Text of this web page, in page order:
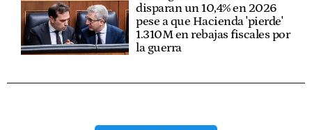
disparan un 10,4% en 2026
pese a que Hacienda 'pierde'
1.310M en rebajas fiscales por
la guerra